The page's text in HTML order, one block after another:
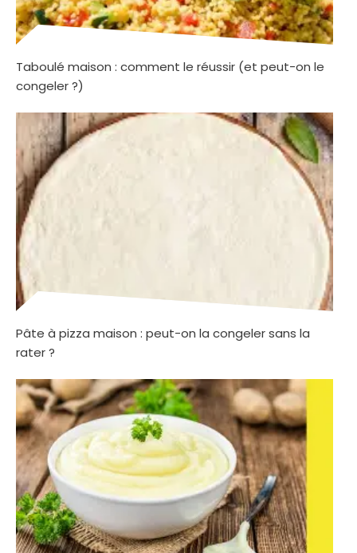
Taboulé maison : comment le réussir (et peut-on le
congeler ?)
Pâte à pizza maison : peut-on la congeler sans la
rater ?